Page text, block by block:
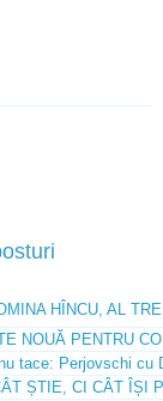
HÎNCU, AL
NOUĂ PENTRU
tace: Perjovschi cu
ȘTIE, CI CÂT ÎȘI